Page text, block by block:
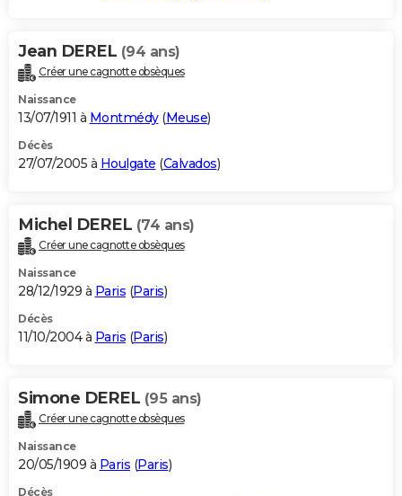
Jean DEREL (94 ans)
Créer une cagnotte obsèques
Naissance
13/07/1911 à Montmédy(Meuse)
Décès
27/07/2005 à Houlgate (Calvados)
Michel DEREL (74 ans)
Créer une cagnotte obsèques
Naissance
28/12/1929 à Paris (Paris)
Décès
11/10/2004 à Paris (Paris)
Simone DEREL (95 ans)
Créer une cagnotte obsèques
Naissance
20/05/1909 à Paris (Paris)
Décès